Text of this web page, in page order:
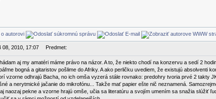
08, 2010, 17:07 Predmet:
aj my amatéri máme právo na názor. A to, že niekto chodí na konzervu a sedí 2
bogná a gitaristov pošlime do Afriky. A ako perličku uvediem, že existujú absolventi
vzorne odhrajú Bacha, no ich omša vyzerá stále rovnako: predohry tvoria prvé 2 takty
a nerytmické jačanie do mikrofónu... Takže mať papier ešte nič neznamená.
naozaj pekne a vzorne hrajú omše, učia sa literatúru a svojím umením sa snažia slúžiť